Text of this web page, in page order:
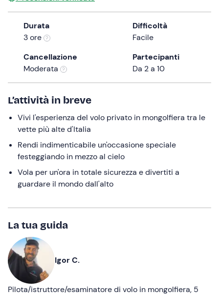
the
question
mark
the
shortcuts
for
changing
dates.
Durata
3 ore
Difficoltà
Facile
Cancellazione
Moderata
Partecipanti
Da 2 a 10
L’attività in breve
Vivi l'esperienza del volo privato in mongolfiera tra le
vette più alte d'Italia
Rendi indimenticabile un'occasione speciale
festeggiando in mezzo al cielo
Vola per un'ora in totale sicurezza e divertiti a
guardare il mondo dall'alto
La tua guida
Igor C.
Pilota/istruttore/esaminatore di volo in mongolfiera, 5